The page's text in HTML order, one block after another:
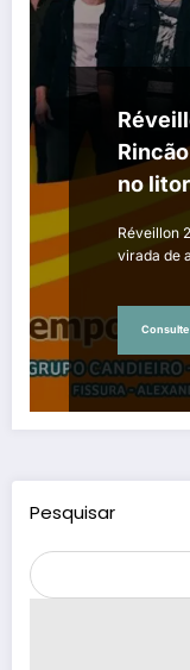
no
Réveillon
virada de
Pesquisar